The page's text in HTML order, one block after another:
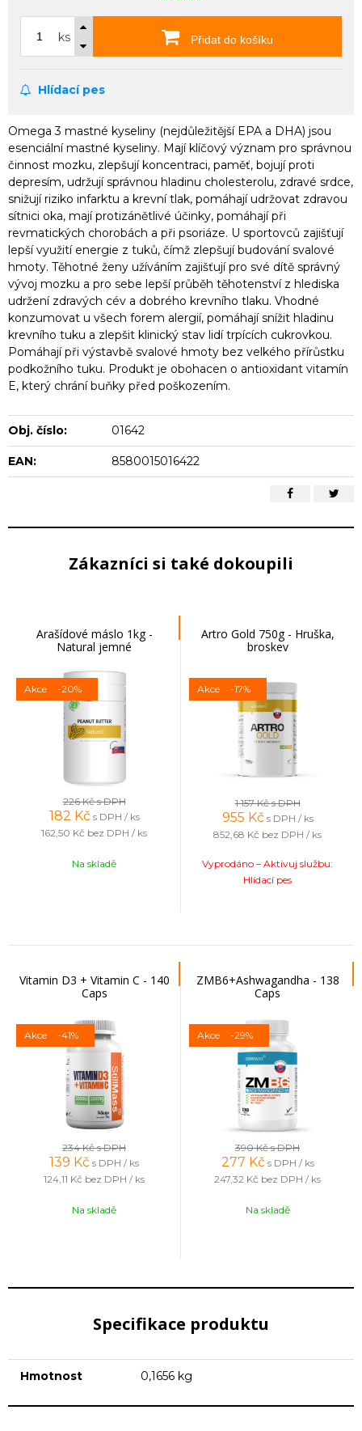
ks Přidat do košíku
Hlídací pes
Omega 3 mastné kyseliny (nejdůležitější EPA a DHA) jsou
esenciální mastné kyseliny. Mají klíčový význam pro správnou
činnost mozku, zlepšují koncentraci, paměť, bojují proti
depresím, udržují správnou hladinu cholesterolu, zdravé srdce,
snižují riziko infarktu a krevní tlak, pomáhají udržovat zdravou
sítnici oka, mají protizánětlivé účinky, pomáhají při
revmatických chorobách a při psoriáze. U sportovců zajišťují
lepší využití energie z tuků, čímž zlepšují budování svalové
hmoty. Těhotné ženy užíváním zajišťují pro své dítě správný
vývoj mozku a pro sebe lepší průběh těhotenství z hlediska
udržení zdravých cév a dobrého krevního tlaku. Vhodné
konzumovat u všech forem alergií, pomáhají snížit hladinu
krevního tuku a zlepšit klinický stav lidí trpících cukrovkou.
Pomáhají při výstavbě svalové hmoty bez velkého přírůstku
podkožního tuku. Produkt je obohacen o antioxidant vitamín
E, který chrání buňky před poškozením.
Obj. číslo: 01642
EAN: 8580015016422
Zákazníci si také dokoupili
Arašídové máslo 1kg -
Natural jemné
Akce -20%
226 Kčs DPH
182 Kč s DPH / ks
162,50 Kč bez DPH / ks
Na skladě
Artro Gold 750g - Hruška,
broskev
Akce -17%
1 157 Kčs DPH
955 Kč s DPH / ks
852,68 Kč bez DPH / ks
Vyprodáno – Aktivuj službu:
Hlídací pes
Vitamin D3 + Vitamin C - 140
Caps
Akce -41%
234 Kčs DPH
139 Kč s DPH / ks
124,11 Kč bez DPH / ks
Na skladě
ZMB6+Ashwagandha - 138
Caps
Akce -29%
390 Kčs DPH
277 Kč s DPH / ks
247,32 Kč bez DPH / ks
Na skladě
Specifikace produktu
Hmotnost 0,1656 kg